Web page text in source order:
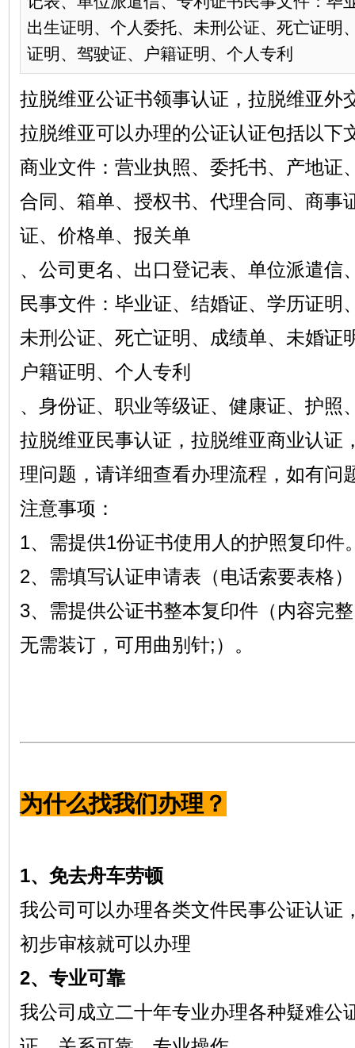
出生证明、个人委托、未刑公证、死亡证明
证明、驾驶证、户籍证明、个人专利
拉脱维亚公证书领事认证，拉脱维亚外
拉脱维亚可以办理的公证认证包括以下
商业文件：营业执照、委托书、产地证
合同、箱单、授权书、代理合同、商事
证、价格单、报关单
、公司更名、出口登记表、单位派遣信
民事文件：毕业证、结婚证、学历证明
未刑公证、死亡证明、成绩单、未婚证
户籍证明、个人专利
、身份证、职业等级证、健康证、护照
拉脱维亚民事认证，拉脱维亚商业认证
理问题，请详细查看办理流程，如有问
注意事项：
1、需提供1份证书使用人的护照复印件
2、需填写认证申请表（电话索要表格）
3、需提供公证书整本复印件（内容完
无需装订，可用曲别针;）。
为什么找我们办理？
1、免去舟车劳顿
我公司可以办理各类文件民事公证认证
初步审核就可以办理
2、专业可靠
我公司成立二十年专业办理各种疑难公